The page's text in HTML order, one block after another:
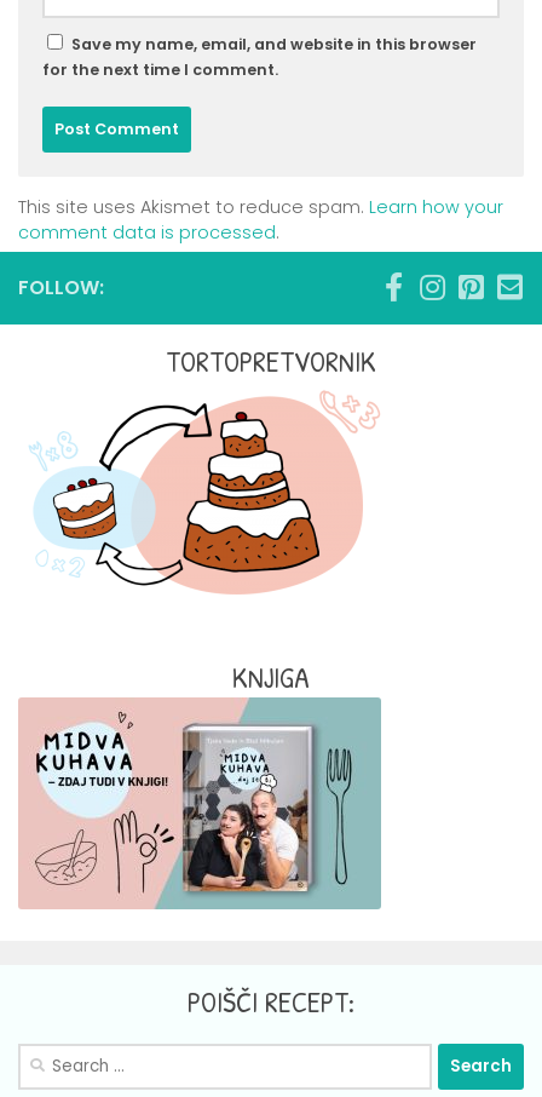
Save my name, email, and website in this browser
for the next time I comment.
This site uses Akismet to reduce spam. Learn how your
comment data is processed.
FOLLOW:
TORTOPRETVORNIK
KNJIGA
POIŠČI RECEPT:
Search